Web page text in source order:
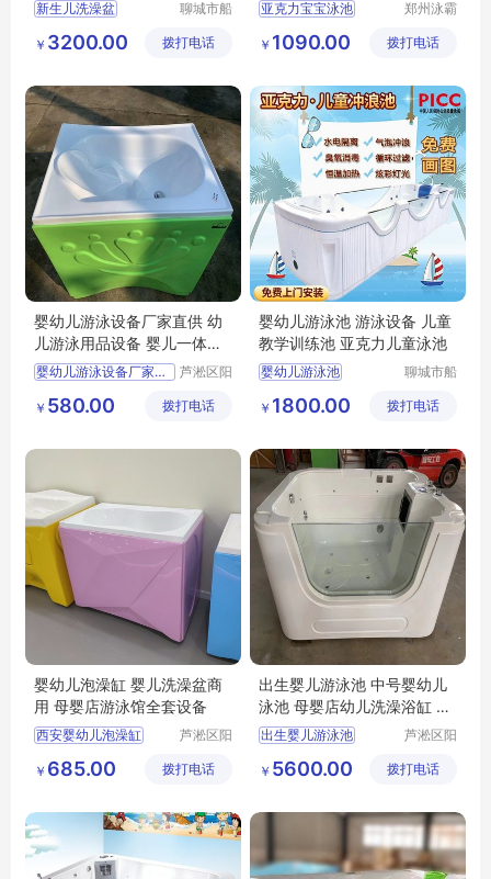
新生儿洗澡盆
儿童游泳设备
聊城市船
乐设备有
￥ 3200.00 拨打电话
亚克力宝宝泳池
婴幼儿亚克力泳池
郑州泳霸
有限公司
￥ 1090.00 拨打电话
婴幼儿游泳设备厂家直供 幼
儿游泳用品设备 婴儿一体式
洗澡盆
婴幼儿游泳设备厂家直销
婴儿一体式洗澡盆
芦淞区阳
童游泳馆
￥ 580.00 拨打电话
婴幼儿游泳池 游泳设备 儿童
教学训练池 亚克力儿童泳池
婴幼儿游泳池
儿童教学训练游泳池
亚克力儿童游泳池
聊城市船
乐设备有
￥ 1800.00 拨打电话
婴幼儿泡澡缸 婴儿洗澡盆商
用 母婴店游泳馆全套设备
西安婴幼儿泡澡缸
母婴店游泳馆全套设备
芦淞区阳
童游泳馆
￥ 685.00 拨打电话
出生婴儿游泳池 中号婴幼儿
泳池 母婴店幼儿洗澡浴缸 水
育设备
出生婴儿游泳池
母婴店幼儿洗澡浴缸
芦淞区阳
童游泳馆
￥ 5600.00 拨打电话